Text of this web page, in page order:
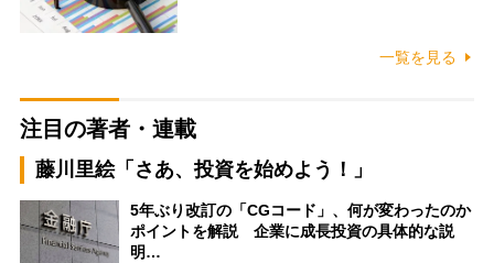
一覧を見る
注目の著者・連載
藤川里絵「さあ、投資を始めよう！」
5年ぶり改訂の「CGコード」、何が変わったのか
ポイントを解説 企業に成長投資の具体的な説
明…